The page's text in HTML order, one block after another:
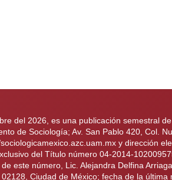
del 2026, es una publicación semestral
de Sociología; Av. San Pablo 420, Col.
y dirección
del Título número 04-2014-
este número, Lic. Alejandra Delfina
Ciudad de México; fecha de la